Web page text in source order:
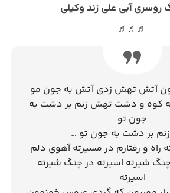
روسری آبی علی زند وکیلی
♬♬♬
آتش تهش زدی آتش به جون مو
کوه و دشت تهش زنم بر دشت به
جون تو
بر دشت به جون تو …
راه و رفتارم در مسیرته آهوی دلم
شیرته اسیرته در چنگ شیرته
اسیرته